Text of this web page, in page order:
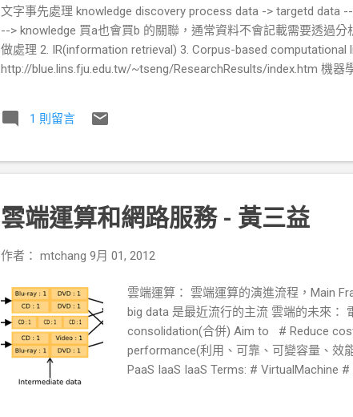
文字事先處理 knowledge discovery process data -> targetd
--> knowledge 買a也會買b 的關聯，通常資料不會記載需要透過
做處理 2. IR(information retrieval) 3. Corpus-based computational
http://blue.lins.fju.edu.tw/~tseng/ResearchResults/index.htm 機器
http://en.wikipedia.org/wiki/Part-of-speech_tagging 對於自然語言
http://search.cpan.org/dist/Lingua-EN-Tagger/Tagger.pm 英文斷
3.Terms (Features): 選出重要的字 ...
1 則留言
雲端運算和網路服務 - 黃三益
作者： mtchang 9月 01, 2012
雲端運算： 雲端運算的演進流程，Main
big data 是最近流行的主流 雲端的未來：
consolidation(合併) Aim to # Reduce
performance(利用、可靠、可變容量、效
PaaS IaaS IaaS Terms: # VirtualMachine